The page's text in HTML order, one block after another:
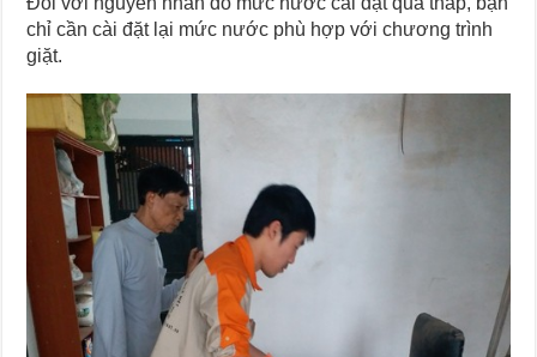
chỉ cần cài đặt lại mức nước phù hợp với chương trình
giặt.